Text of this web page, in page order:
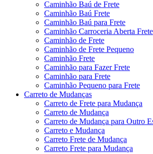
Caminhão Baú de Frete
Caminhão Baú Frete
Caminhão Baú para Frete
Caminhão Carroceria Aberta Frete
Caminhão de Frete
Caminhão de Frete Pequeno
Caminhão Frete
Caminhão para Fazer Frete
Caminhão para Frete
Caminhão Pequeno para Frete
Carreto de Mudanças
Carreto de Frete para Mudança
Carreto de Mudança
Carreto de Mudança para Outro
Carreto e Mudança
Carreto Frete de Mudança
Carreto Frete para Mudança